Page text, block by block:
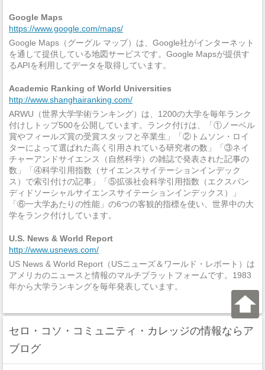
Google Maps
https://www.google.com/maps/
Google Maps（グーグル マップ）は、Google社がインターネット
を通して提供している地図サービスです。Google Mapsが提供す
るAPIを利用してデータを取得しています。
Academic Ranking of World Universities
http://www.shanghairanking.com/
ARWU（世界大学学術ランキング）は、1200の大学を毎年ランク
付けしトップ500を公開しています。ランク付けは、「①ノーベル
賞やフィールズ賞の受賞スタッフと卒業生」「②トムソン・ロイ
ターによって選ばれた高く引用されている研究者の数」「③ネイ
チャーアンドサイエンス（自然科学）の雑誌で発表された記事の
数」「④科学引用指数（サイエンスサイテーションインデック
ス）で索引付けの記事」「⑤拡張社会科学引用指数（エクスパン
ディドソーシャルサイエンスサイテーションインデックス）」
「⑥一大学あたりの性能」の6つの客観的指標を使い、世界中の大
学をランク付けしています。
U.S. News & World Report
http://www.usnews.com/
US News & World Report（USニューズ＆ワールド・レポート）は
アメリカのニュースと情報のマルチプラットフォームです。1983
年から大学ランキングを毎年発表しています。
セロ・コソ・コミュニティ・カレッジの情報ならア
ブログ